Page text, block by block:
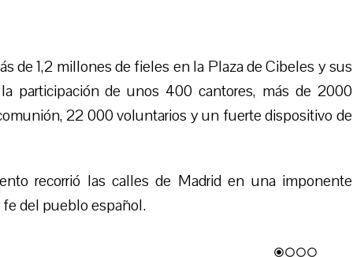
de 1,2 millones de fieles en la Plaza de Cibeles y sus
participación de unos 400 cantores, más de 2000
22 000 voluntarios y un fuerte dispositivo de
recorrió las calles de Madrid en una imponente
fe del pueblo español.